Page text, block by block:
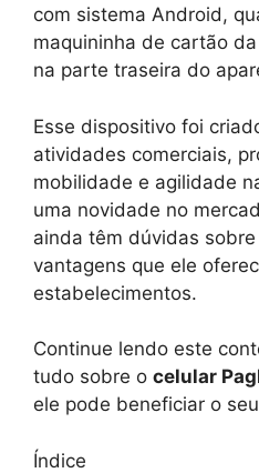
com sistema Android,
maquininha de cartão da
na parte traseira do
Esse dispositivo foi
atividades comerciais,
mobilidade e agilidade
uma novidade no
ainda têm dúvidas
vantagens que ele
estabelecimentos.
Continue lendo este
tudo sobre o celular
ele pode beneficiar o
Índice